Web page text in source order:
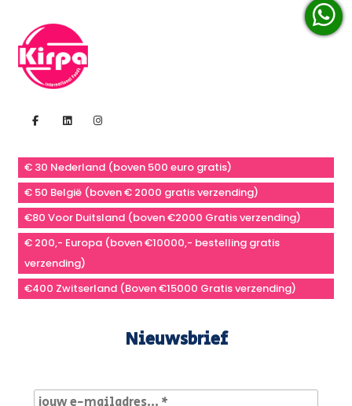
€ 30 Nederland (boven 500 euro gratis)
€ 50 België (boven € 2000 gratis verzending)
€80 Voor Duitsland (boven €2000 Gratis verzending)
€ 200,- Europa (boven €10000,- bestelling gratis
verzending)
€400 Zwitserland (Boven €15000 Gratis verzending)
Nieuwsbrief